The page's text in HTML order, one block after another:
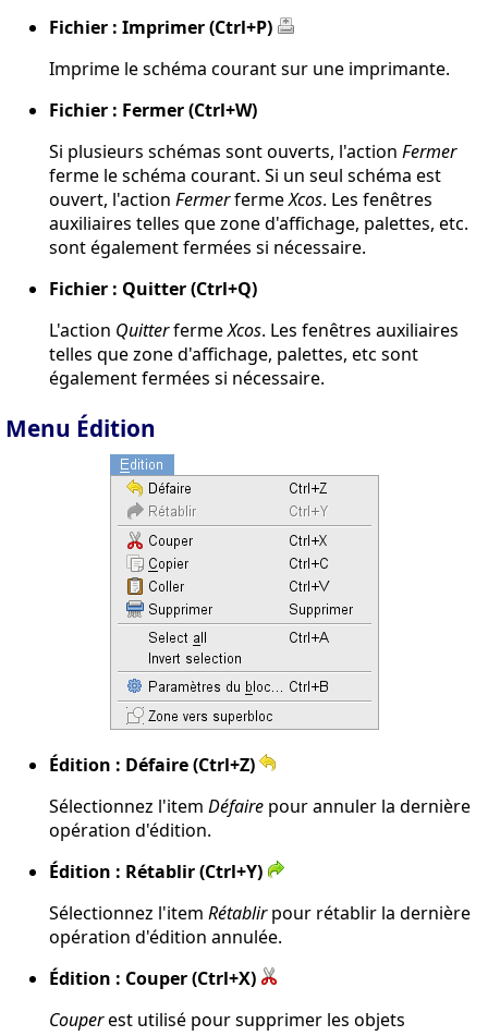
Fichier : Imprimer (Ctrl+P)
Imprime le schéma courant sur une imprimante.
Fichier : Fermer (Ctrl+W)
Si plusieurs schémas sont ouverts, l'action Fermer
ferme le schéma courant. Si un seul schéma est
ouvert, l'action FermerfermeXcos. Les fenêtres
auxiliaires telles que zone d'affichage, palettes, etc.
sont également fermées si nécessaire.
Fichier : Quitter (Ctrl+Q)
L'action QuitterfermeXcos. Les fenêtres auxiliaires
telles que zone d'affichage, palettes, etc sont
également fermées si nécessaire.
Menu Édition
Édition : Défaire (Ctrl+Z)
Sélectionnez l'item Défaire pour annuler la dernière
opération d'édition.
Édition : Rétablir (Ctrl+Y)
Sélectionnez l'item Rétablirpour rétablir la dernière
opération d'édition annulée.
Édition : Couper (Ctrl+X)
Couperest utilisé pour supprimer les objets